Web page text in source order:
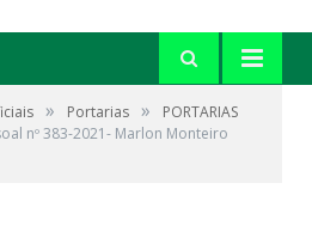
» Portarias »
PORTARIAS
nº 383-2021- Marlon Monteiro